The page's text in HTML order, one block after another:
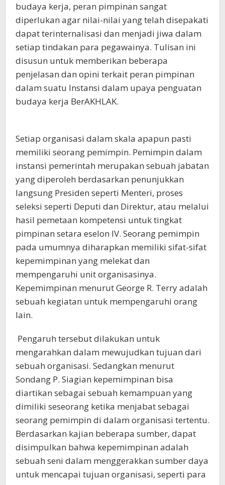
budaya kerja, peran pimpinan sangat
diperlukan agar nilai-nilai yang telah disepakati
dapat terinternalisasi dan menjadi jiwa dalam
setiap tindakan para pegawainya. Tulisan ini
disusun untuk memberikan beberapa
penjelasan dan opini terkait peran pimpinan
dalam suatu Instansi dalam upaya penguatan
budaya kerja BerAKHLAK.
Setiap organisasi dalam skala apapun pasti
memiliki seorang pemimpin. Pemimpin dalam
instansi pemerintah merupakan sebuah jabatan
yang diperoleh berdasarkan penunjukkan
langsung Presiden seperti Menteri, proses
seleksi seperti Deputi dan Direktur, atau melalui
hasil pemetaan kompetensi untuk tingkat
pimpinan setara eselon IV. Seorang pemimpin
pada umumnya diharapkan memiliki sifat-sifat
kepemimpinan yang melekat dan
mempengaruhi unit organisasinya.
Kepemimpinan menurut George R. Terry adalah
sebuah kegiatan untuk mempengaruhi orang
lain.
Pengaruh tersebut dilakukan untuk
mengarahkan dalam mewujudkan tujuan dari
sebuah organisasi. Sedangkan menurut
Sondang P. Siagian kepemimpinan bisa
diartikan sebagai sebuah kemampuan yang
dimiliki seseorang ketika menjabat sebagai
seorang pemimpin di dalam organisasi tertentu.
Berdasarkan kajian beberapa sumber, dapat
disimpulkan bahwa kepemimpinan adalah
sebuah seni dalam menggerakkan sumber daya
untuk mencapai tujuan organisasi, seperti para